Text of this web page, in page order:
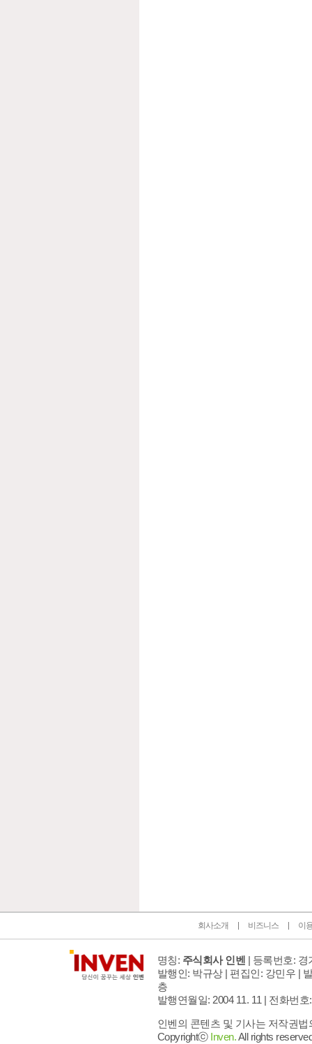
회사소개 비즈니스 이
명칭: 주식회사 인벤 | 등록번호: 경
발행인: 박규상 | 편집인: 강민우 |
층
발행연월일: 2004 11. 11 | 전화번호
인벤의 콘텐츠 및 기사는 저작권
Copyrightⓒ Inven.All rights